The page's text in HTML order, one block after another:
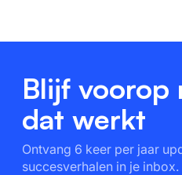
Blijf voorop
dat werkt
Ontvang 6 keer per jaar
succesverhalen in je inbox.